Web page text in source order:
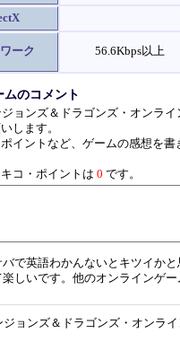
ーク 56.6Kbps以上
ムのコメント
ョンズ＆ドラゴンズ・オンラ
します。
イントなど、ゲームの感想を書
コ・ポイントは 0 です。
で英語わかんないとキツイか
しいです。他のオンラインゲ
ジョンズ＆ドラゴンズ・オンラ